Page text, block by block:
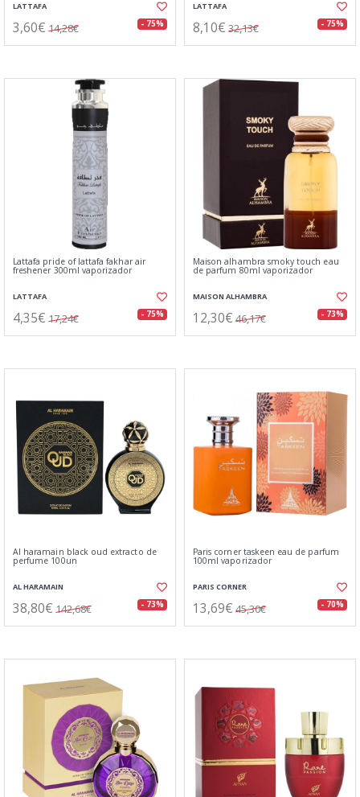
LATTAFA
3,60€ 14,28€ - 75%
LATTAFA
8,10€ 32,13€ - 75%
Lattafa pride of lattafa fakhar air
freshener 300ml vaporizador
LATTAFA
4,35€ 17,24€ - 75%
Maison alhambra smoky touch eau
de parfum 80ml vaporizador
MAISON ALHAMBRA
12,30€ 46,17€ - 73%
Al haramain black oud extracto de
perfume 100un
AL HARAMAIN
38,80€ 142,68€ - 73%
Paris corner taskeen eau de parfum
100ml vaporizador
PARIS CORNER
13,69€ 45,30€ - 70%